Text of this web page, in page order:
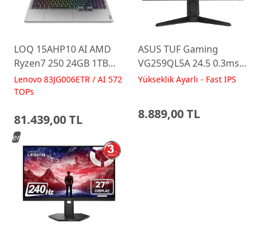
LOQ 15AHP10 AI AMD
Ryzen7 250 24GB 1TB
RTX5060 15.6 IPS FHD
FreeDos Gaming
Lenovo 83JG006ETR / AI 572
TOPs
81.439,00 TL
ASUS TUF Gaming
VG259QL5A 24.5 0.3ms
200Hz Fast IPS Yükseklik
Yükseklik Ayarlı - Fast IPS
8.889,00 TL
Yeni